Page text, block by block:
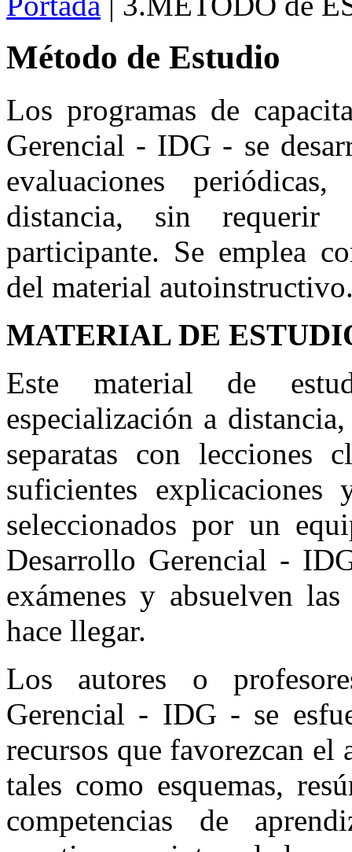
Método de Estudio
Los programas de
Gerencial - IDG - se
evaluaciones
distancia, sin requerir
participante. Se emplea
del material
MATERIAL DE
Este material de
especialización a
separatas con lecciones
suficientes
seleccionados por un
Desarrollo Gerencial -
exámenes y absuelven
hace llegar.
Los autores o
Gerencial - IDG - se
recursos que favorezcan
tales como esquemas,
competencias de